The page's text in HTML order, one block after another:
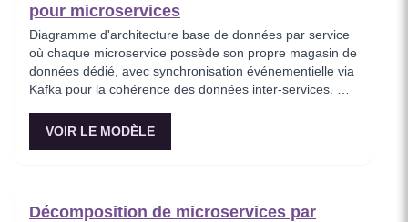
pour microservices
Diagramme d'architecture base de données par service
où chaque microservice possède son propre magasin de
données dédié, avec synchronisation événementielle via
Kafka pour la cohérence des données inter-services. Ce
données des microservices, montrant comment
VOIR LE MODÈLE
Décomposition de microservices par